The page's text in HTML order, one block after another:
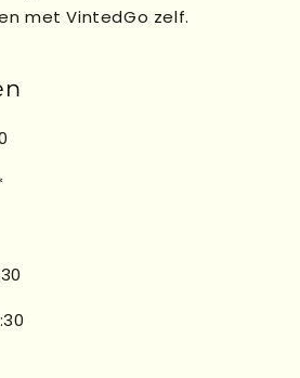
met VintedGo zelf.